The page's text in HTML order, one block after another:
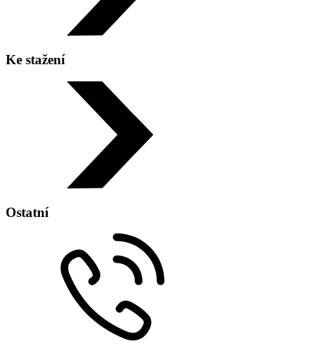
Telefon:
Adresa:
Zobrazit na mapě
Ke stažení
Ostatní